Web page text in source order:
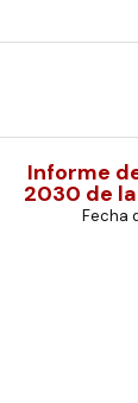
Informe
2030 de
Fecha